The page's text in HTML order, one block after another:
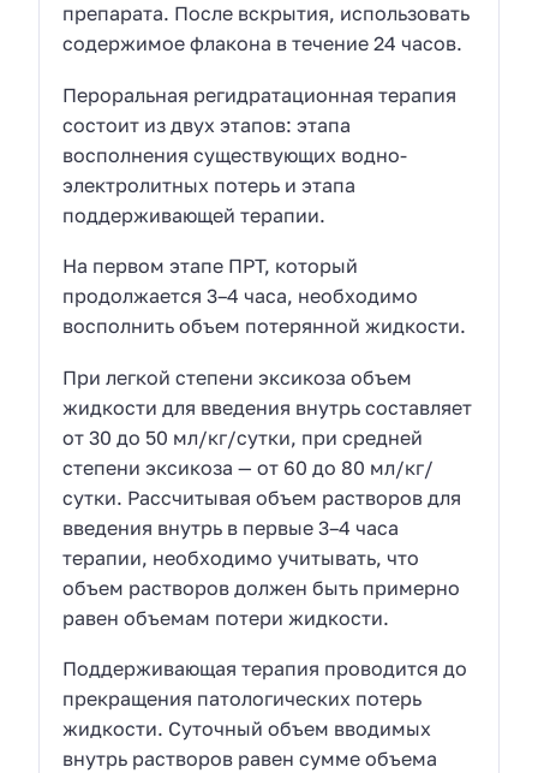
препарата. После вскрытия, использовать
содержимое флакона в течение 24 часов.
Пероральная регидратационная терапия
состоит из двух этапов: этапа
восполнения существующих водно-
электролитных потерь и этапа
поддерживающей терапии.
На первом этапе ПРТ, который
продолжается 3–4 часа, необходимо
восполнить объем потерянной жидкости.
При легкой степени эксикоза объем
жидкости для введения внутрь составляет
от 30 до 50 мл/кг/сутки, при средней
степени эксикоза — от 60 до 80 мл/кг/
сутки. Рассчитывая объем растворов для
введения внутрь в первые 3–4 часа
терапии, необходимо учитывать, что
объем растворов должен быть примерно
равен объемам потери жидкости.
Поддерживающая терапия проводится до
прекращения патологических потерь
жидкости. Суточный объем вводимых
внутрь растворов равен сумме объема